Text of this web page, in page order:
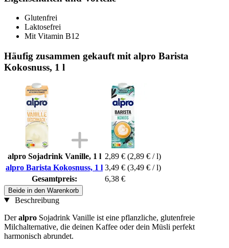
Glutenfrei
Laktosefrei
Mit Vitamin B12
Häufig zusammen gekauft mit alpro Barista
Kokosnuss, 1 l
alpro Sojadrink Vanille, 1 l 2,89 € (2,89 € / l)
alpro Barista Kokosnuss, 1 l 3,49 € (3,49 € / l)
Gesamtpreis:
6,38 €
Beide in den Warenkorb
Beschreibung
Deralpro Sojadrink Vanille ist eine pflanzliche, glutenfreie
Milchalternative, die deinen Kaffee oder dein Müsli perfekt
harmonisch abrundet.